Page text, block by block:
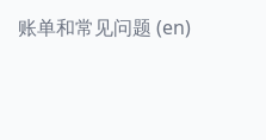
账单和常见问题 (en)